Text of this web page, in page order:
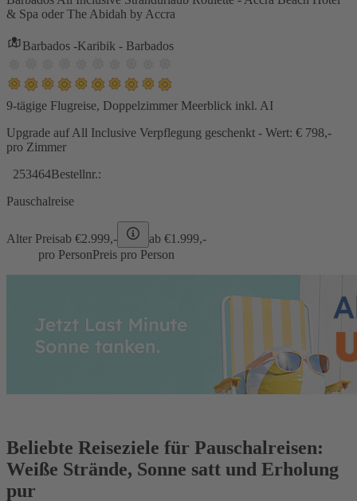
& Spa oder The Abidah by Accra
Barbados -Karibik - Barbados
9-tägige Flugreise, Doppelzimmer Meerblick inkl. AI
Upgrade auf All Inclusive Verpflegung geschenkt - Wert: € 798,-
pro Zimmer
253464Bestellnr.:
Pauschalreise
Alter Preisab €2.999,- ab €1.999,-
pro PersonPreis pro Person
Beliebte Reiseziele für Pauschalreisen:
Weiße Strände, Sonne satt und Erholung
pur